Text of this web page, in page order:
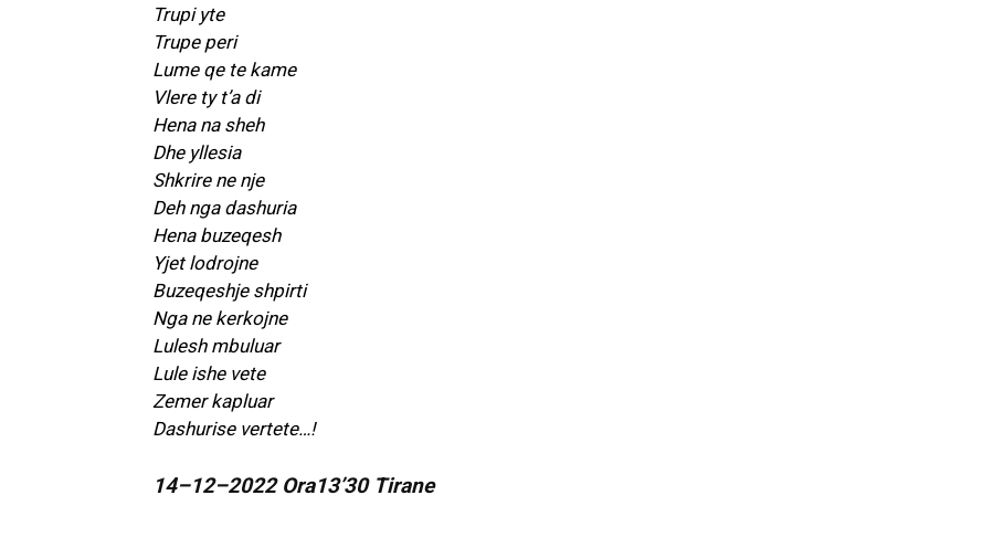
Trupi yte
Trupe peri
Lume qe te kame
Vlere ty t’a di
Hena na sheh
Dhe yllesia
Shkrire ne nje
Deh nga dashuria
Hena buzeqesh
Yjet lodrojne
Buzeqeshje shpirti
Nga ne kerkojne
Lulesh mbuluar
Lule ishe vete
Zemer kapluar
Dashurise vertete…!
14–12–2022 Ora13’30 Tirane